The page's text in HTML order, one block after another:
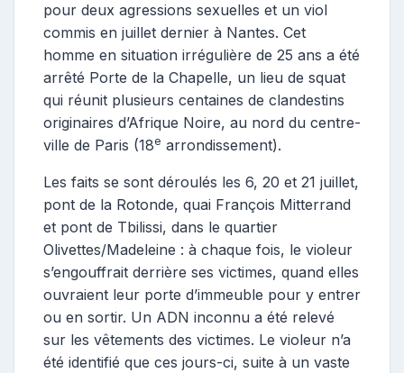
pour deux agressions sexuelles et un viol
commis en juillet dernier à Nantes. Cet
homme en situation irrégulière de 25 ans a été
arrêté Porte de la Chapelle, un lieu de squat
qui réunit plusieurs centaines de clandestins
originaires d’Afrique Noire, au nord du centre-
ville de Paris (18e arrondissement).
Les faits se sont déroulés les 6, 20 et 21 juillet,
pont de la Rotonde, quai François Mitterrand
et pont de Tbilissi, dans le quartier
Olivettes/Madeleine : à chaque fois, le violeur
s’engouffrait derrière ses victimes, quand elles
ouvraient leur porte d’immeuble pour y entrer
ou en sortir. Un ADN inconnu a été relevé
sur les vêtements des victimes. Le violeur n’a
été identifié que ces jours-ci, suite à un vaste